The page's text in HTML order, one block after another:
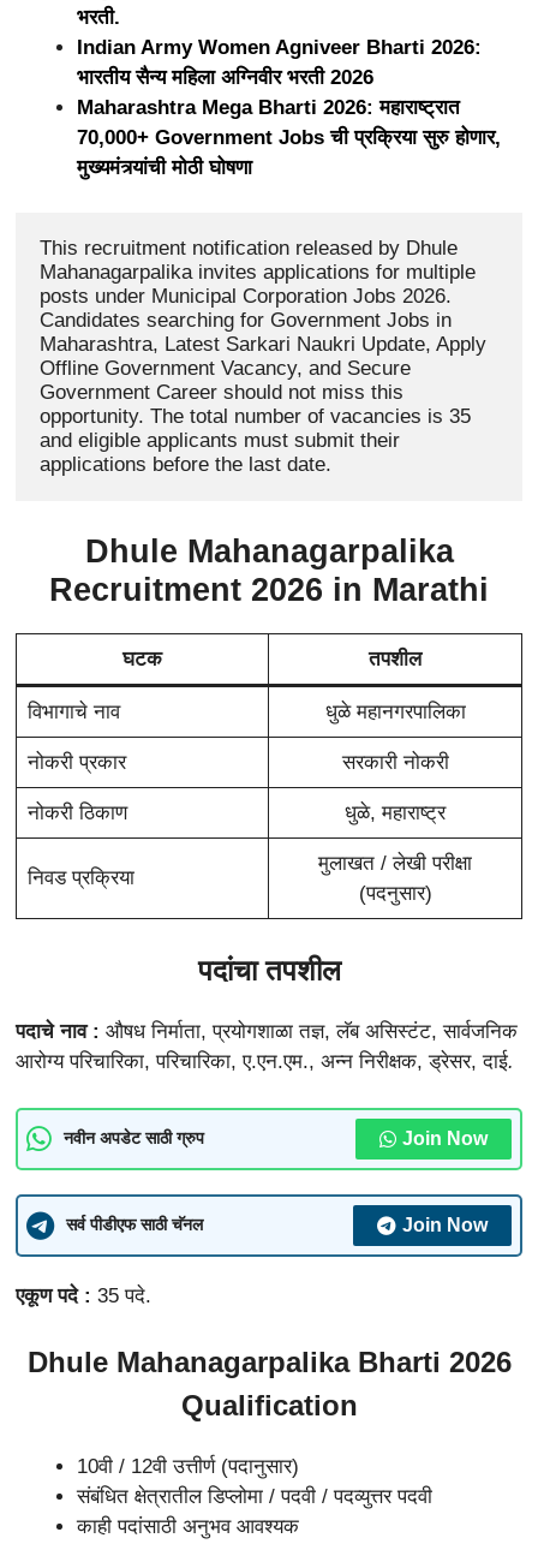
भरती.
Indian Army Women Agniveer Bharti 2026:
भारतीय सैन्य महिला अग्निवीर भरती 2026
Maharashtra Mega Bharti 2026: महाराष्ट्रात
70,000+ Government Jobs ची प्रक्रिया सुरु होणार,
मुख्यमंत्र्यांची मोठी घोषणा
This recruitment notification released by Dhule
Mahanagarpalika invites applications for multiple
posts under Municipal Corporation Jobs 2026.
Candidates searching for Government Jobs in
Maharashtra, Latest Sarkari Naukri Update, Apply
Offline Government Vacancy, and Secure
Government Career should not miss this
opportunity. The total number of vacancies is 35
and eligible applicants must submit their
applications before the last date.
Dhule Mahanagarpalika
Recruitment 2026 in Marathi
घटक तपशील
विभागाचे नाव धुळे महानगरपालिका
नोकरी प्रकार सरकारी नोकरी
नोकरी ठिकाण धुळे, महाराष्ट्र
निवड प्रक्रिया
मुलाखत / लेखी परीक्षा
(पदनुसार)
पदांचा तपशील
पदाचे नाव : औषध निर्माता, प्रयोगशाळा तज्ञ, लॅब असिस्टंट, सार्वजनिक
आरोग्य परिचारिका, परिचारिका, ए.एन.एम., अन्न निरीक्षक, ड्रेसर, दाई.
नवीन अपडेट साठी ग्रुप Join Now
सर्व पीडीएफ साठी चॅनल Join Now
एकूण पदे : 35 पदे.
Dhule Mahanagarpalika Bharti 2026
Qualification
10वी / 12वी उत्तीर्ण (पदानुसार)
संबंधित क्षेत्रातील डिप्लोमा / पदवी / पदव्युत्तर पदवी
काही पदांसाठी अनुभव आवश्यक